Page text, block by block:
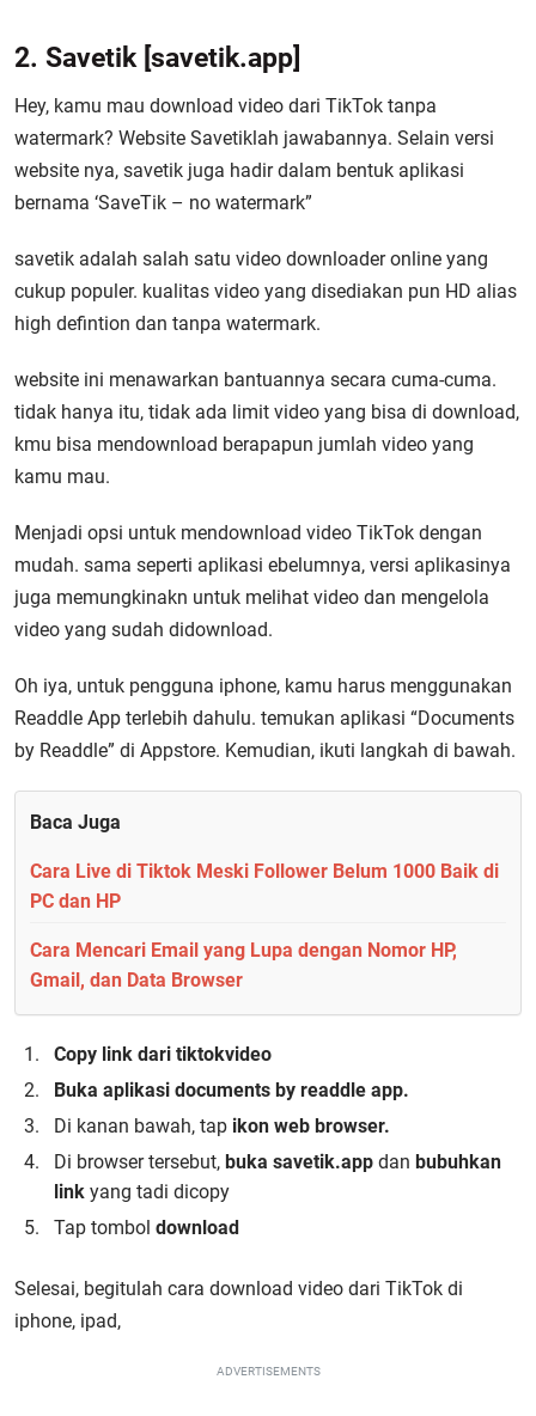
2. Savetik [savetik.app]
Hey, kamu mau download video dari TikTok tanpa
watermark? Website Savetiklah jawabannya. Selain versi
website nya, savetik juga hadir dalam bentuk aplikasi
bernama ‘SaveTik – no watermark”
savetik adalah salah satu video downloader online yang
cukup populer. kualitas video yang disediakan pun HD alias
high defintion dan tanpa watermark.
website ini menawarkan bantuannya secara cuma-cuma.
tidak hanya itu, tidak ada limit video yang bisa di download,
kmu bisa mendownload berapapun jumlah video yang
kamu mau.
Menjadi opsi untuk mendownload video TikTok dengan
mudah. sama seperti aplikasi ebelumnya, versi aplikasinya
juga memungkinakn untuk melihat video dan mengelola
video yang sudah didownload.
Oh iya, untuk pengguna iphone, kamu harus menggunakan
Readdle App terlebih dahulu. temukan aplikasi “Documents
by Readdle” di Appstore. Kemudian, ikuti langkah di bawah.
Baca Juga
Cara Live di Tiktok Meski Follower Belum 1000 Baik di
PC dan HP
Cara Mencari Email yang Lupa dengan Nomor HP,
Gmail, dan Data Browser
Copy link dari tiktokvideo
Buka aplikasi documents by readdle app.
Di kanan bawah, tap ikon web browser.
Di browser tersebut, buka savetik.app dan bubuhkan
link yang tadi dicopy
Tap tombol download
Selesai, begitulah cara download video dari TikTok di
iphone, ipad,
ADVERTISEMENTS